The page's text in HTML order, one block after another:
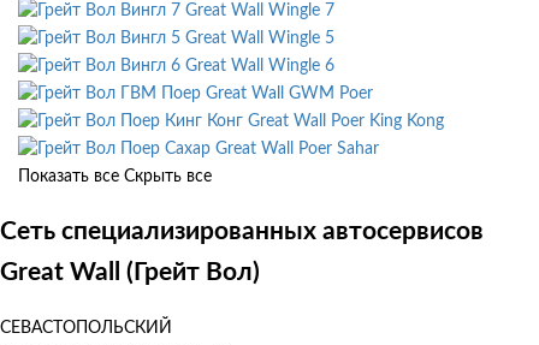
Great Wall Wingle 7
Great Wall Wingle 5
Great Wall Wingle 6
Great Wall GWM Poer
Great Wall Poer King Kong
Great Wall Poer Sahar
Показать все Скрыть все
Сеть специализированных автосервисов
Great Wall (Грейт Вол)
СЕВАСТОПОЛЬСКИЙ